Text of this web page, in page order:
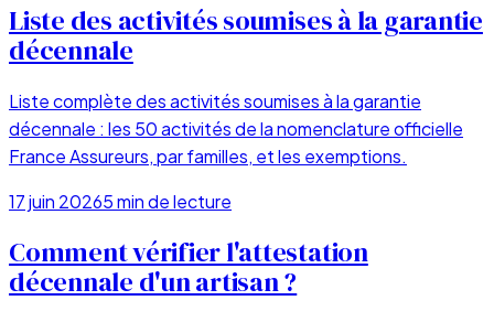
Liste des activités soumises à la garantie
décennale
Liste complète des activités soumises à la garantie
décennale : les 50 activités de la nomenclature officielle
France Assureurs, par familles, et les exemptions.
17 juin 20265min de lecture
Comment vérifier l'attestation
décennale d'un artisan ?